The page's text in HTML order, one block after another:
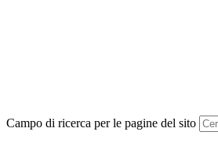
Campo di ricerca per le pagine del sito